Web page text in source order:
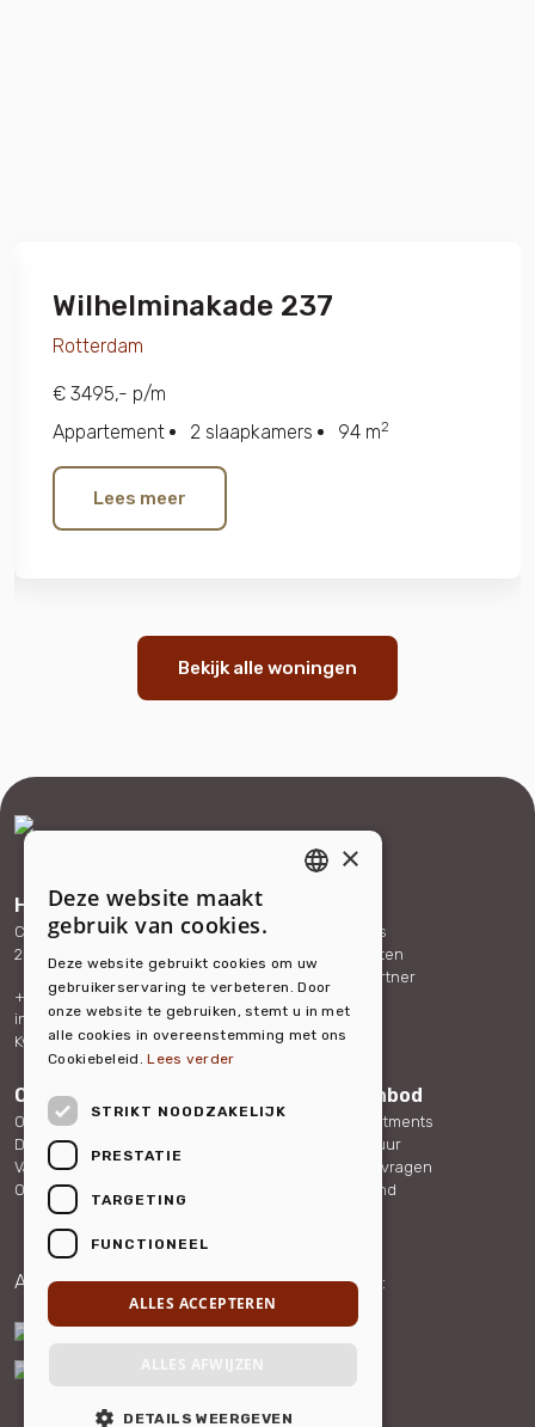
Wilhelminakade 237
Rotterdam
€ 3495,- p/m
Appartement
2 slaapkamers 94 m2
Lees meer
Bekijk alle woningen
Hello Housing
Carolina van Nassaustraat 165
2595 SX The Hague
+31 (0)88 432 40 70
info@hellohousing.nl
KvK 73117765
Expat services
Bedrijfsdiensten
Word onze partner
Over ons
Ons team
Duurzaamheid
Vacatures
Ons nieuws
Woningaanbod
Serviced Apartments
Overige verhuur
Veelgestelde vragen
Over Nederland
Aangesloten bij: Partner van:
×
Deze website maakt
gebruik van cookies.
Deze website gebruikt cookies om uw
gebruikerservaring te verbeteren. Door
onze website te gebruiken, stemt u in met
alle cookies in overeenstemming met ons
Cookiebeleid. Lees verder
STRIKT NOODZAKELIJK
PRESTATIE
TARGETING
FUNCTIONEEL
ALLES ACCEPTEREN
ALLES AFWIJZEN
DETAILS WEERGEVEN